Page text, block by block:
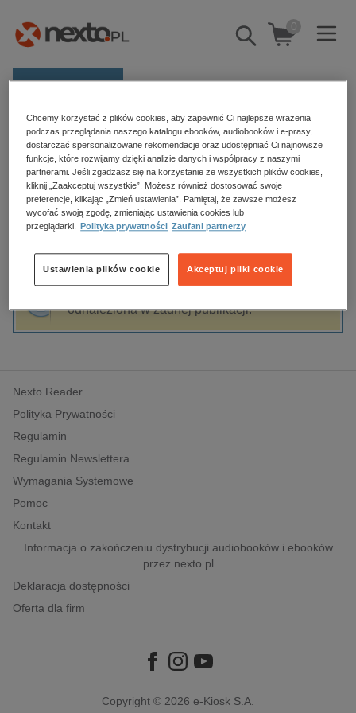
Pokaż/schowaj
wyszukiwarkę
0
E-prasa
Kategorie
Zobacz wszystkie E-prasa
budownictwo, aranżacja wnętrz
biznesowe, branżowe, gospodarka
edukacja
hobby, sport, rozrywka
komputery, internet, technologie, informatyka
polityka, społeczno-informacyjne
psychologiczne
inne
popularno-naukowe
historia
Strona główna L.M. Montgomery
L.M. Montgomery
Sortowanie Filtrowanie
odnaleziona w żadnej publikacji.
Nexto Reader
Polityka Prywatności
Regulamin
Regulamin Newslettera
Wymagania Systemowe
Pomoc
Kontakt
Informacja o zakończeniu dystrybucji audiobooków i ebooków
przez nexto.pl
Deklaracja dostępności
Oferta dla firm
Copyright © 2026 e-Kiosk S.A.
Chcemy korzystać z plików cookies, aby zapewnić Ci najlepsze wrażenia
podczas przeglądania naszego katalogu ebooków, audiobooków i e-prasy,
dostarczać spersonalizowane rekomendacje oraz udostępniać Ci najnowsze
funkcje, które rozwijamy dzięki analizie danych i współpracy z naszymi
partnerami. Jeśli zgadzasz się na korzystanie ze wszystkich plików cookies,
kliknij „Zaakceptuj wszystkie”. Możesz również dostosować swoje
preferencje, klikając „Zmień ustawienia”. Pamiętaj, że zawsze możesz
wycofać swoją zgodę, zmieniając ustawienia cookies lub
przeglądarki.
Polityka prywatności Zaufani partnerzy
Akceptuj pliki cookie
Ustawienia plików cookie